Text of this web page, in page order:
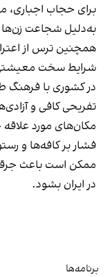
برای حجاب اجباری،
به‌دلیل شجاعت زن‌ها
همچنین ترس از
شرایط سخت
در کشوری با فرهنگ
تفریحی کافی و
مکان‌های مورد
فشار بر کافه‌ها و
ممکن است باعث
در ایران بشود.
برنامه‌ها